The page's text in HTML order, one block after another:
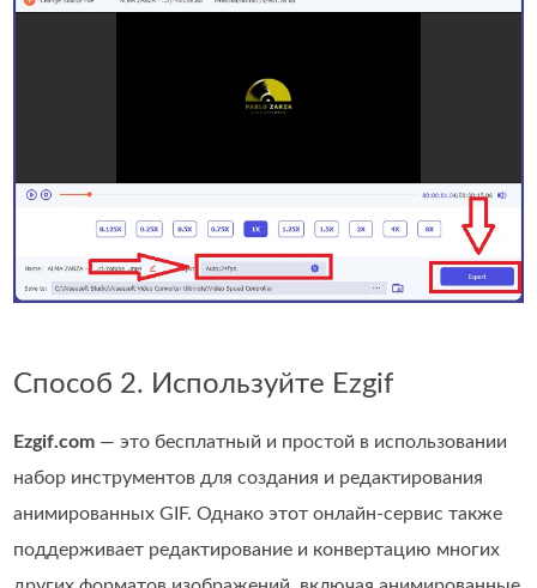
Способ 2. Используйте Ezgif
Ezgif.com — это бесплатный и простой в использовании
набор инструментов для создания и редактирования
анимированных GIF. Однако этот онлайн‑сервис также
поддерживает редактирование и конвертацию многих